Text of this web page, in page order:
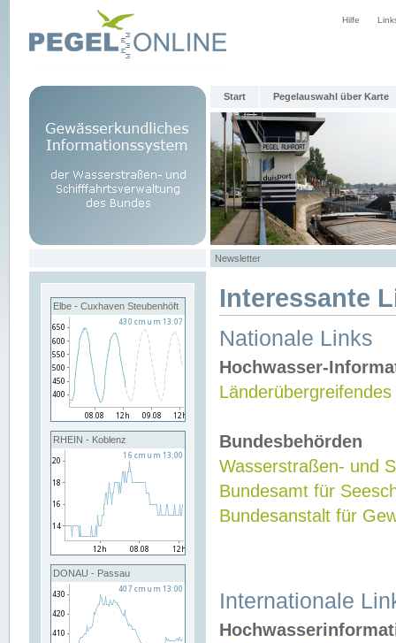
Hilfe
Start Pegelauswahl über Karte
Newsletter
Elbe - Cuxhaven Steubenhöft
RHEIN - Koblenz
DONAU - Passau
Interessante
Nationale Links
Hochwasser-
Bundesbehörden
Wasserstraßen- und
Bundesamt für
Bundesanstalt für
Internationale